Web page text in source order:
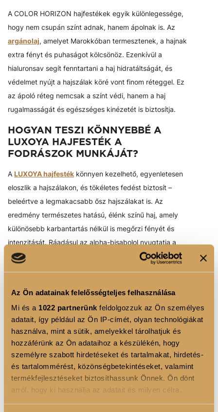
Az Ön adatainak felelősségteljes felhasználása
Mi és a 1022 partnerünk feldolgozzuk az Ön személyes
adatait, így például az Ön IP-címét, olyan technológiákat
használva, mint a sütik, amelyekkel tárolhatjuk és
hozzáférünk az Ön adataihoz a készülékén, hogy
személyre szabott hirdetéseket és tartalmakat, hirdetés-
és tartalommérést, közönségbetekintéseket, valamint
termékfejlesztéseket biztosíthassunk Önnek. Ön dönt
arról, hogy ki használja az adatait és milyen célra.
A COLOR HORIZON hajfestékek egyik különlegessége,
hogy nem csupán színt adnak, hanem ápolnak is. Az
argánolaj, amelyet Marokkóban termesztenek, a hajnak
extra fényt és puhaságot kölcsönöz. Ezenkívül a
hialuronsav segít fenntartani a haj hidratáltságát, és
védelmet nyújt a hajszálak köré vont finom réteggel. Ez
az ápoló réteg nemcsak a színt védi, hanem a haj
rugalmasságát és egészséges kinézetét is biztosítja.
HOGYAN TESZI KÖNNYEBBÉ A
LUXOYA HAJFESTÉK A
FODRÁSZOK MUNKÁJÁT?
A LUXOYA hajfesték könnyen kezelhető, egyenletesen
eloszlik a hajszálakon, és tökéletes fedést biztosít –
beleértve a legmakacsabb ősz hajszálakat is. Az
eredmény természetes hatású, élénk színű haj, amely
különösebb karbantartás nélkül is megőrzi fényét és
intenzitását. Ráadásul az alpha-bisabolol nyugtatja a
fejbőrt, így az érzékeny bőrű vendégek is zavartalanul
TÖKÉLETES FEDÉS ÉS
SZÍNMEGTARTÁS
A COLOR HORIZON hajfestékek 100%-os őszhajfedést
biztosítanak, így még a legmakacsabb ősz szálakat is
gyönyörűen elfedi. A festék formula úgy lett kialakítva,
hogy a haj természetes szerkezetéhez igazodva
fokozza a szín intenzitását és időtállóságát. Ezért is
mondhatjuk, hogy a LUXOYA hajfestékek nem csupán
színt biztosítanak, hanem a hajápolás luxusának